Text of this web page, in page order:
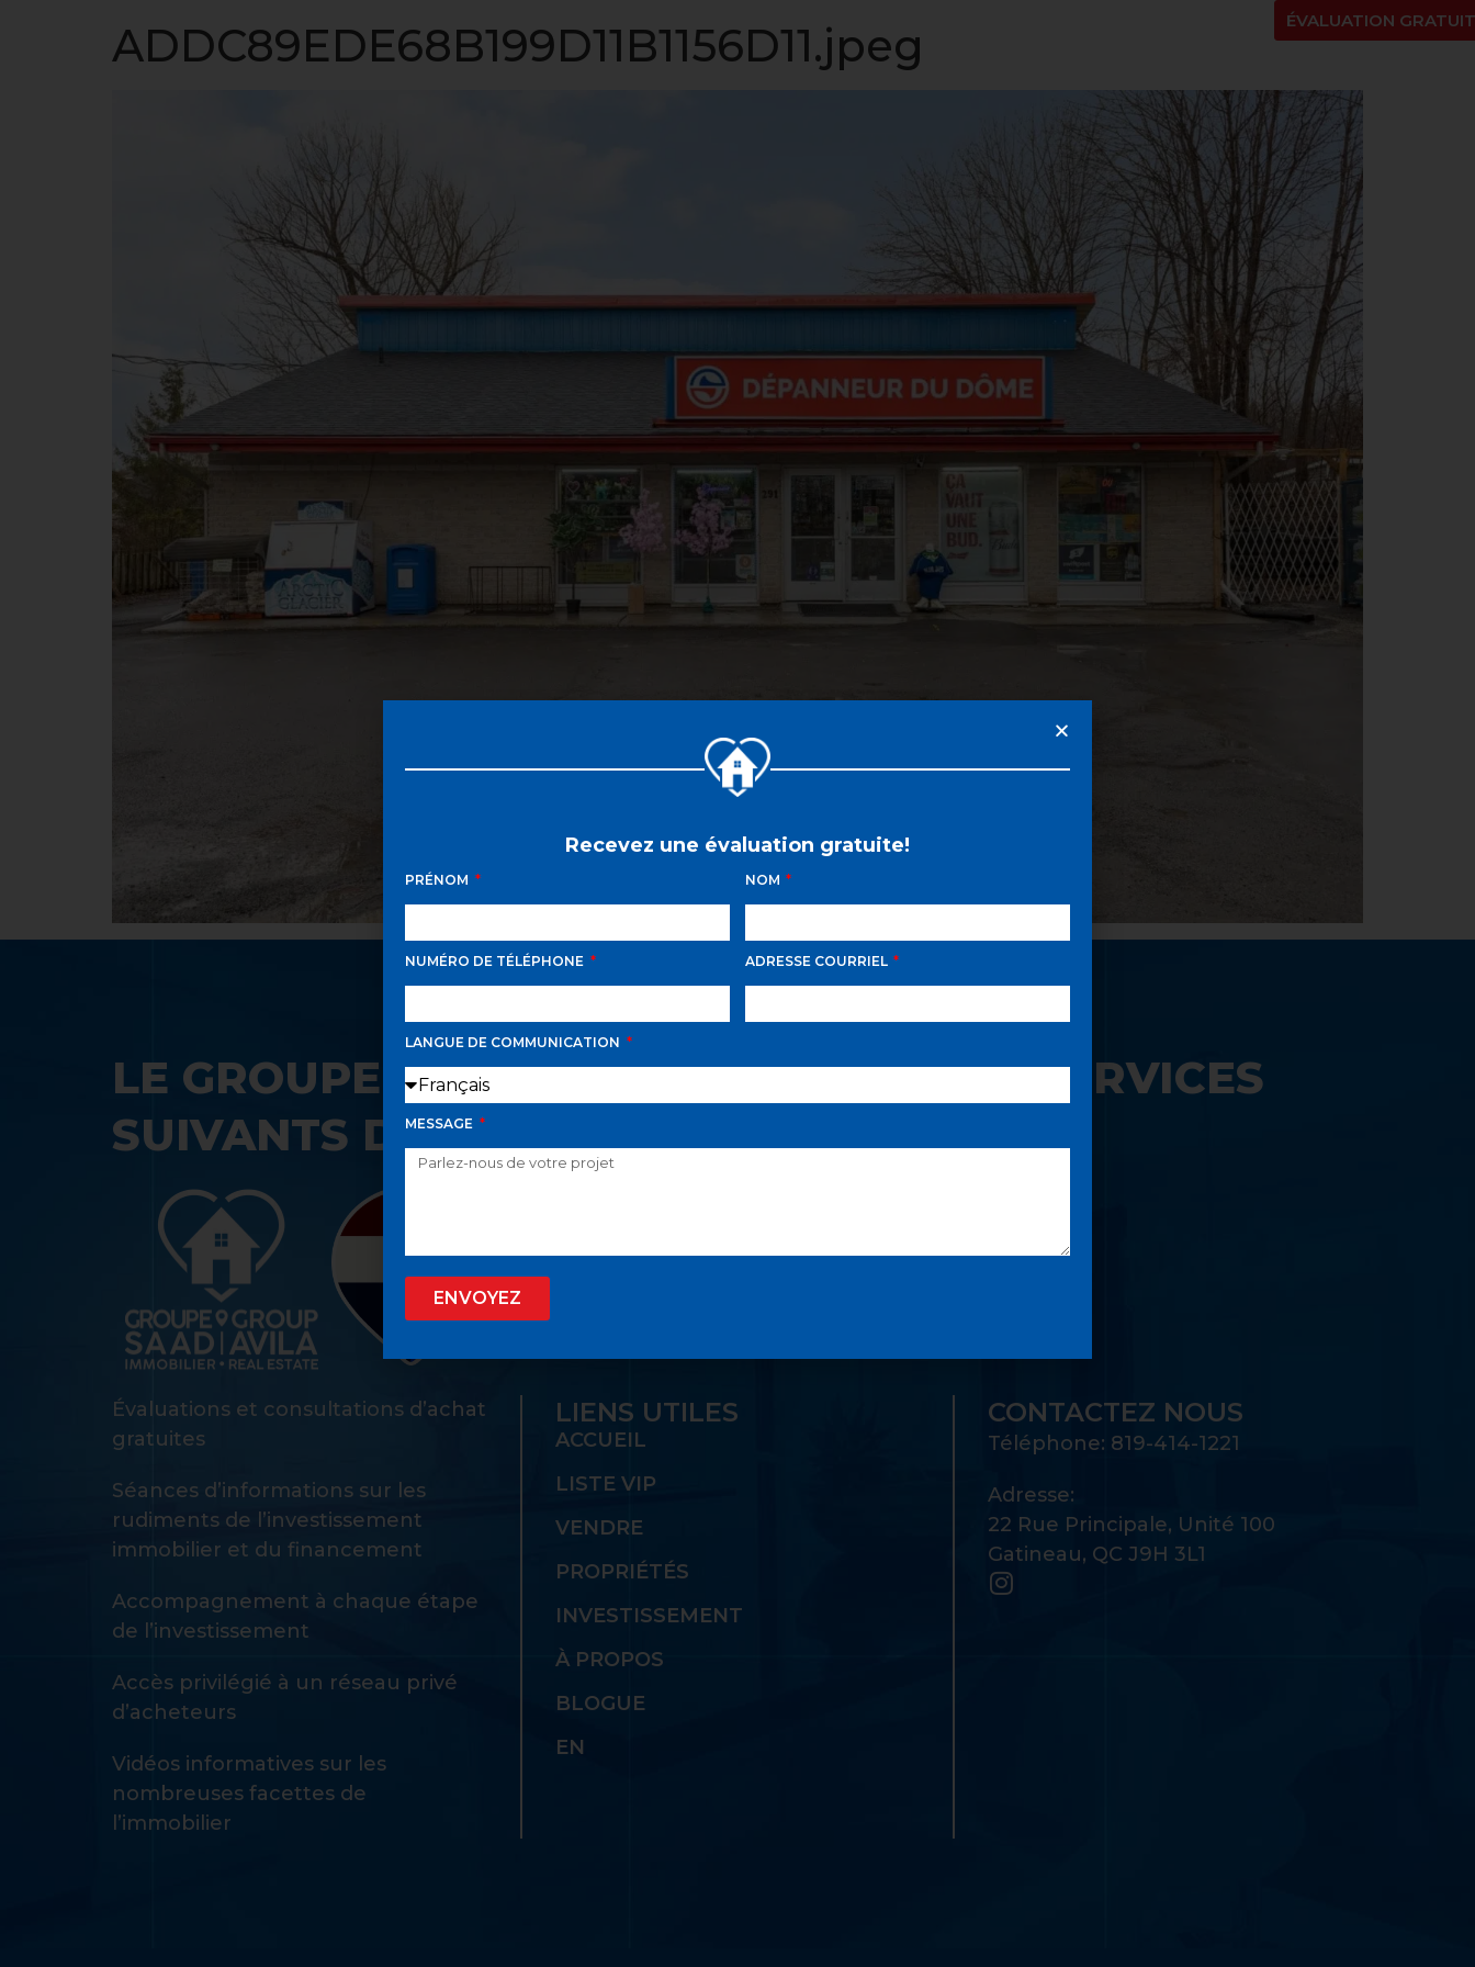
ÉVALUATION
ADDC89EDE68B199D11B1156D11.jpeg
LE GROUPE SAAD AVILA PROPOSE LES SERVICES
SUIVANTS DANS SON GUICHET UNIQUE:
Évaluations et consultations d’achat
gratuites
Séances d’informations sur les
rudiments de l’investissement
immobilier et du financement
Accompagnement à chaque étape
de l’investissement
Accès privilégié à un réseau privé
d’acheteurs
Vidéos informatives sur les
nombreuses facettes de
l’immobilier
LIENS UTILES
ACCUEIL
LISTE VIP
VENDRE
PROPRIÉTÉS
INVESTISSEMENT
À PROPOS
BLOGUE
EN
CONTACTEZ NOUS
Téléphone: 819-414-1221
Adresse:
22 Rue Principale, Unité 100
Gatineau, QC J9H 3L1
Recevez une évaluation gratuite!
PRÉNOM NOM
NUMÉRO DE TÉLÉPHONE ADRESSE COURRIEL
LANGUE DE COMMUNICATION
MESSAGE
ENVOYEZ